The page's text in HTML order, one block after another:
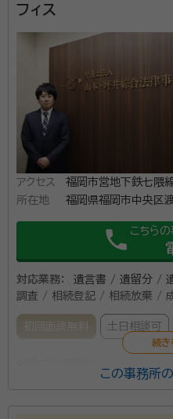
フィス
アクセス
福岡市営地下鉄七隈
所在地
福岡県福岡市中央
phone こちら
対応業務：
遺言書 / 遺留分 /
調査 / 相続登記 / 相続放棄 /
初回面談無料 土日相談可
この事務所